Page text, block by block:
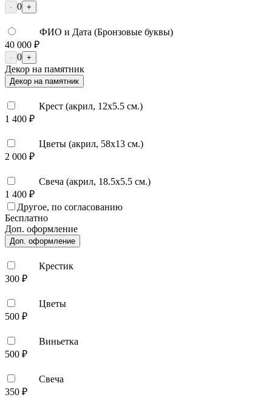
- 0 +
ФИО и Дата (Бронзовые буквы)
40 000 ₽
- 0 +
Декор на памятник
Декор на памятник
Крест (акрил, 12х5.5 см.)
1 400 ₽
Цветы (акрил, 58х13 см.)
2 000 ₽
Свеча (акрил, 18.5х5.5 см.)
1 400 ₽
Другое, по согласованию
Бесплатно
Доп. оформление
Доп. оформление
Крестик
300 ₽
Цветы
500 ₽
Виньетка
500 ₽
Свеча
350 ₽